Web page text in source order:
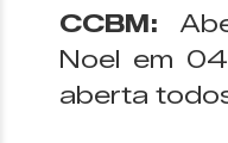
CCBM:
Noel em
aberta